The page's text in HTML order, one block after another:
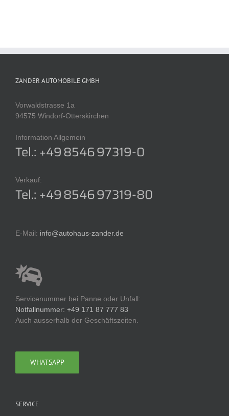
ZANDER AUTOMOBILE GMBH
Vorwaldstrasse 1a
94575 Windorf-Otterskirchen
Information Allgemein
Tel.: +49 8546 97319-0
Verkauf:
Tel.: +49 8546 97319-80
E-Mail: info@autohaus-zander.de
Servicenummer bei Panne oder Unfall:
Notfallnummer: +49 171 87 777 83
Auch ausserhalb der Geschäftszeiten.
WHATSAPP
SERVICE